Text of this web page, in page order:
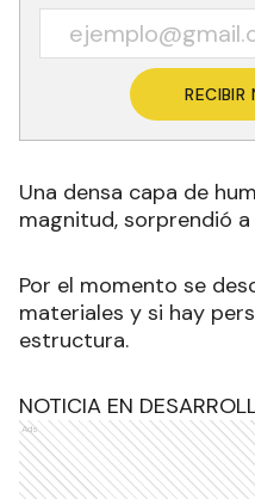
RECIBIR
Una densa capa de
magnitud, sorprendió a
Por el momento se
materiales y si hay
estructura.
NOTICIA EN
Ads